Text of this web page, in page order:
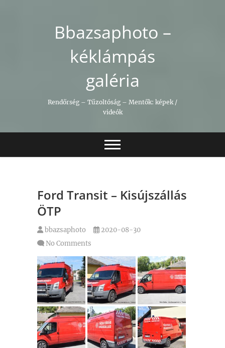
Bbazsaphoto –
kéklámpás
galéria
Rendőrség – Tűzoltóság – Mentők: képek /
videók
Ford Transit – Kisújszállás
ÖTP
bbazsaphoto
2020-08-30
No Comments